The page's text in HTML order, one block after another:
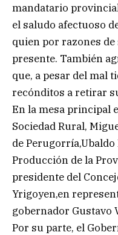
mandatario
el saludo afectuoso
quien por razones
presente. También
que, a pesar del mal
recónditos a retirar
En la mesa principal
Sociedad Rural,
de
Producción de la
presidente del
Yrigoyen,en
gobernador Gustavo
Por su parte, el